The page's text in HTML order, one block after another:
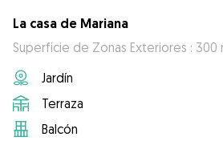
La casa de Mariana
Superficie de Zonas Exteriores : 300
Jardín
Terraza
Balcón